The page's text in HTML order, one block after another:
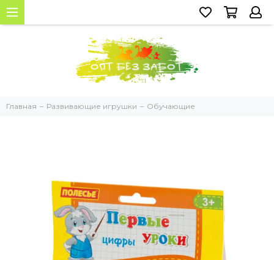
Главная Развивающие игрушки Обучающие